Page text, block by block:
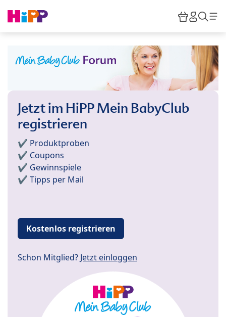
HiPP
Jetzt im HiPP Mein BabyClub
registrieren
✔️ Produktproben
✔️ Coupons
✔️ Gewinnspiele
✔️ Tipps per Mail
Kostenlos registrieren
Schon Mitglied? Jetzt einloggen